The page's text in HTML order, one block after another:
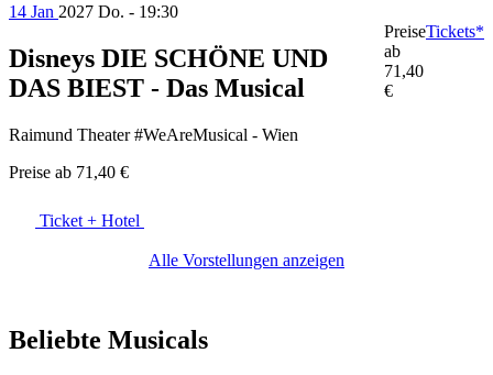
14 Jan 2027 Do. - 19:30
Disneys DIE SCHÖNE UND
DAS BIEST - Das Musical
Raimund Theater #WeAreMusical - Wien
Preise ab 71,40 €
Preise
ab
71,40
€
Tickets*
Ticket + Hotel
Alle Vorstellungen anzeigen
Beliebte Musicals